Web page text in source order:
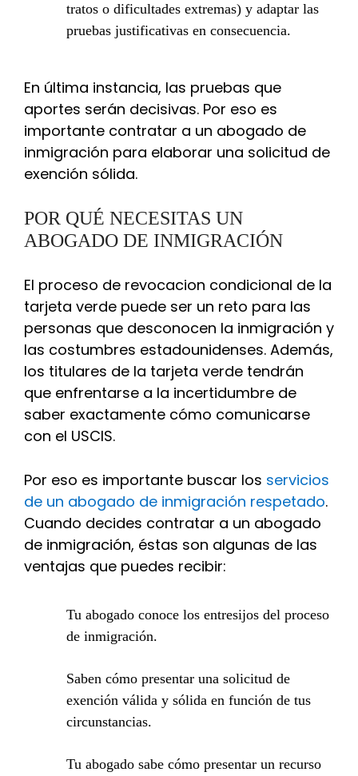
tratos o dificultades extremas) y adaptar las
pruebas justificativas en consecuencia.
En última instancia, las pruebas que
aportes serán decisivas. Por eso es
importante contratar a un abogado de
inmigración para elaborar una solicitud de
exención sólida.
POR QUÉ NECESITAS UN
ABOGADO DE INMIGRACIÓN
El proceso de revocacion condicional de la
tarjeta verde puede ser un reto para las
personas que desconocen la inmigración y
las costumbres estadounidenses. Además,
los titulares de la tarjeta verde tendrán
que enfrentarse a la incertidumbre de
saber exactamente cómo comunicarse
con el USCIS.
Por eso es importante buscar los servicios
de un abogado de inmigración respetado.
Cuando decides contratar a un abogado
de inmigración, éstas son algunas de las
ventajas que puedes recibir:
Tu abogado conoce los entresijos del proceso
de inmigración.
Saben cómo presentar una solicitud de
exención válida y sólida en función de tus
circunstancias.
Tu abogado sabe cómo presentar un recurso